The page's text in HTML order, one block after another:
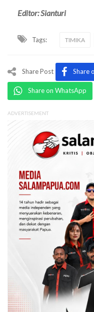
Editor: Sianturi
Tags: TIMIKA
Share Post Share
Share on WhatsApp
ADVERTISEMENT